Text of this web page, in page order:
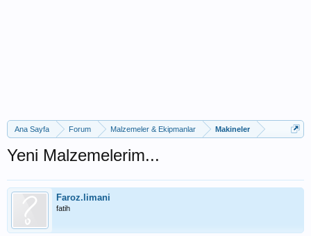
Ana Sayfa Forum Malzemeler & Ekipmanlar Makineler
Yeni Malzemelerim...
Faroz.limani
fatih